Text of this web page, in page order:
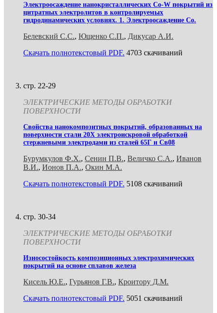
Электроосаждение нанокристаллических Со-W покрытий из
цитратных электролитов в контролируемых
гидродинамических условиях. 1. Электроосаждение Со.
Белевский С.С., Ющенко С.П., Дикусар А.И.
Скачать полнотекстовый PDF. 4703 скачиваний
стр. 22-29
ЭЛЕКТРИЧЕСКИЕ МЕТОДЫ ОБРАБОТКИ
ПОВЕРХНОСТИ
Свойства нанокомпозитных покрытий, образованных на
поверхности стали 20Х электроискровой обработкой
стержневыми электродами из сталей 65Г и Св08
Бурумкулов Ф.Х., Сенин П.В., Величко С.А., Иванов
В.И., Ионов П.А., Окин М.А.
Скачать полнотекстовый PDF. 5108 скачиваний
стр. 30-34
ЭЛЕКТРИЧЕСКИЕ МЕТОДЫ ОБРАБОТКИ
ПОВЕРХНОСТИ
Износостойкость композиционных электрохимических
покрытий на основе сплавов железа
Кисель Ю.Е., Гурьянов Г.В., Кроитору Д.М.
Скачать полнотекстовый PDF. 5051 скачиваний